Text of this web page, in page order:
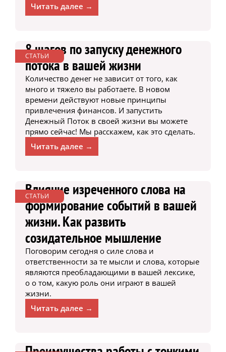
Читать далее →
СТАТЬИ
8 шагов по запуску денежного
потока в вашей жизни
Количество денег не зависит от того, как
много и тяжело вы работаете. В новом
времени действуют новые принципы
привлечения финансов. И запустить
Денежный Поток в своей жизни вы можете
прямо сейчас! Мы расскажем, как это сделать.
Читать далее →
СТАТЬИ
Влияние изреченного слова на
формирование событий в вашей
жизни. Как развить
созидательное мышление
Поговорим сегодня о силе слова и
ответственности за те мысли и слова, которые
являются преобладающими в вашей лексике,
о о том, какую роль они играют в вашей
жизни.
Читать далее →